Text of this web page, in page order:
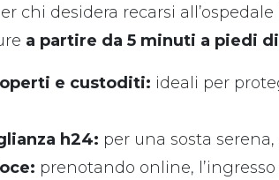
chi desidera recarsi
a partire da 5 minuti a piedi
e custoditi: ideali per
h24: per una sosta
prenotando online,